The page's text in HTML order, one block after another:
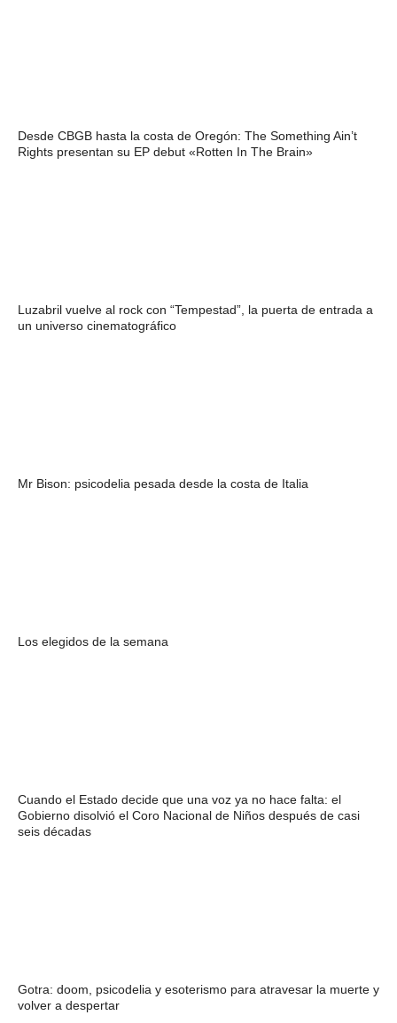
Desde CBGB hasta la costa de Oregón: The Something Ain’t
Rights presentan su EP debut «Rotten In The Brain»
Luzabril vuelve al rock con “Tempestad”, la puerta de entrada a
un universo cinematográfico
Mr Bison: psicodelia pesada desde la costa de Italia
Los elegidos de la semana
Cuando el Estado decide que una voz ya no hace falta: el
Gobierno disolvió el Coro Nacional de Niños después de casi
seis décadas
Gotra: doom, psicodelia y esoterismo para atravesar la muerte y
volver a despertar